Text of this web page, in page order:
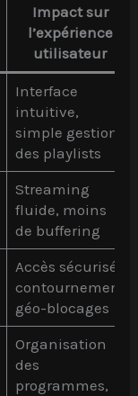
Impact sur
l’expérience
utilisateur
Interface
intuitive,
simple gestion
des playlists
Streaming
fluide, moins
de buffering
Accès sécurisé,
contournement
géo-blocages
Organisation
des
programmes,